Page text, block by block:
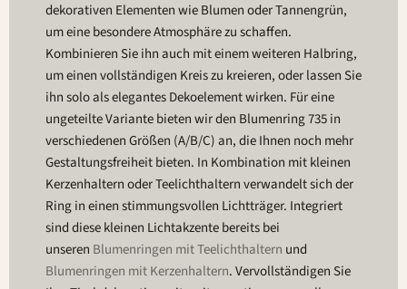
dekorativen Elementen wie Blumen oder Tannengrün,
um eine besondere Atmosphäre zu schaffen.
Kombinieren Sie ihn auch mit einem weiteren Halbring,
um einen vollständigen Kreis zu kreieren, oder lassen Sie
ihn solo als elegantes Dekoelement wirken. Für eine
ungeteilte Variante bieten wir den Blumenring 735 in
verschiedenen Größen (A/B/C) an, die Ihnen noch mehr
Gestaltungsfreiheit bieten. In Kombination mit kleinen
Kerzenhaltern oder Teelichthaltern verwandelt sich der
Ring in einen stimmungsvollen Lichtträger. Integriert
sind diese kleinen Lichtakzente bereits bei
unseren Blumenringen mit Teelichthaltern und
Blumenringen mit Kerzenhaltern. Vervollständigen Sie